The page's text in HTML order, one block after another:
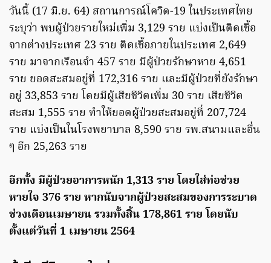
วันนี้ (17 มิ.ย. 64) สถานการณ์โควิด-19 ในประเทศไทย
ระบุว่า พบผู้ป่วยรายใหม่เพิ่ม 3,129 ราย แบ่งเป็นติดเชื้อ
จากต่างประเทศ 23 ราย ติดเชื้อภายในประเทศ 2,649
ราย มาจากเรือนจำ 457 ราย มีผู้ป่วยรักษาหาย 4,651
ราย ยอดสะสมอยู่ที่ 172,316 ราย เเละมีผู้ป่วยที่ยังรักษา
อยู่ 33,853 ราย โดยมีผู้เสียชีวิตเพิ่ม 30 ราย เสียชีวิต
สะสม 1,555 ราย ทำให้ยอดผู้ป่วยสะสมอยู่ที่ 207,724
ราย แบ่งเป็นในโรงพยาบาล 8,590 ราย รพ.สนามและอื่น
ๆ อีก 25,263 ราย
อีกทั้ง มีผู้ป่วยอาการหนัก 1,313 ราย โดยใส่ท่อช่วย
หายใจ 376 ราย หากนับจากผู้ป่วยสะสมของการระบาด
ช่วงเดือนเมษายน รวมทั้งสิ้น 178,861 ราย โดยนับ
ตั้งแต่วันที่ 1 เมษายน 2564